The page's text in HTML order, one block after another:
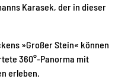
Karasek, der in dieser
»Großer Stein« können
360°-Panorma mit
erleben.